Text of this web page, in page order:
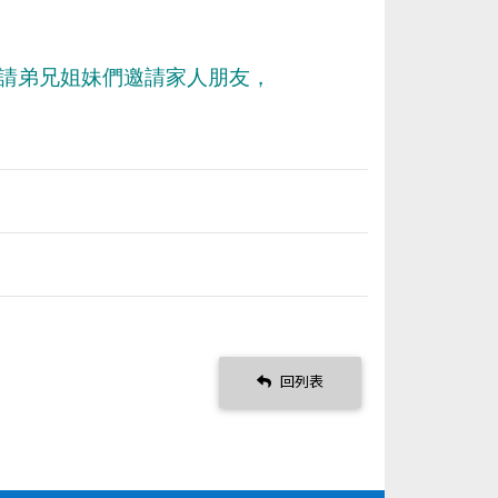
弟兄姐妹們邀請家人朋友，
回列表